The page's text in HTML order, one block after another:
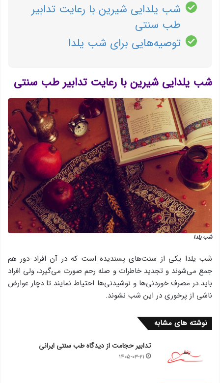
شب یلدایی شیرین با رعایت تدابیر
طب سنتی
توصیه‌هایی برای شب یلدا
شب یلدایی شیرین با رعایت تدابیر طب سنتی
شب یلدا
شب یلدا یكی از سنت‌های پسندیده است كه در آن افراد دور هم
جمع می‌شوند و تجدید خاطرات و صله رحم صورت می‌گیرد، ولی افراد
باید در مصرف خوردنی‌ها و نوشیدنی‌ها احتیاط نمایند تا دچار عوارض
ناشی از پرخوری در این شب نشوند.
نوشته های مشابه
تدابیر حجامت از دیدگاه طب سنتی ایرانی
۱۴۰۵-۰۳-۲۱